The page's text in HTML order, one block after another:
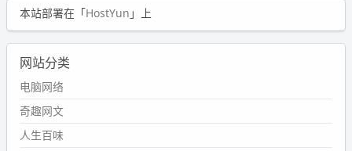
本站部署在「HostYun 」上
网站分类
电脑网络
奇趣网文
人生百味